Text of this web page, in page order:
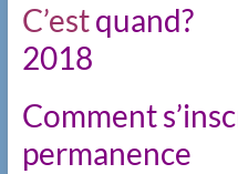
C’estquand?
2018
Comment
permanence